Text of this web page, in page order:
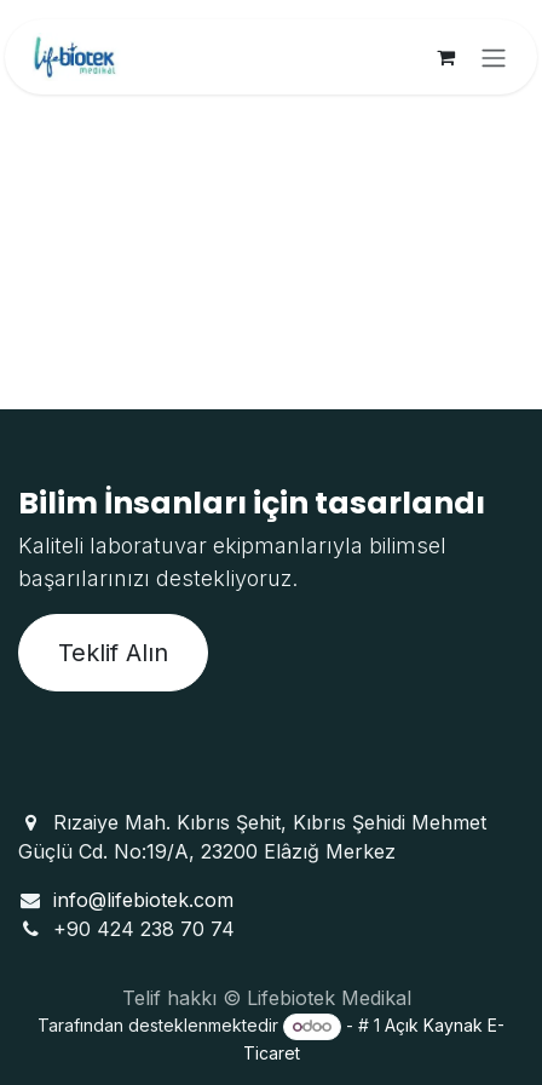
Bilim İnsanları için tasarlandı
Kaliteli laboratuvar ekipmanlarıyla bilimsel
başarılarınızı destekliyoruz.
Teklif Alın
Rızaiye Mah. Kıbrıs Şehit, Kıbrıs Şehidi Mehmet
Güçlü Cd. No:19/A, 23200 Elâzığ Merkez
info@lifebiotek.com
+90 424 238 70 74
Telif hakkı © Lifebiotek Medikal
Tarafından desteklenmektedir - # 1Açık Kaynak E-
Ticaret